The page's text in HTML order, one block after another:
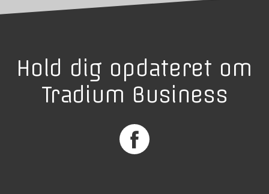
Hold dig opdateret om
Tradium Business